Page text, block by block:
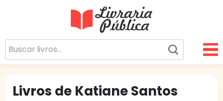
Sua Biblioteca Virtual Gratuita
Livros de Katiane Santos